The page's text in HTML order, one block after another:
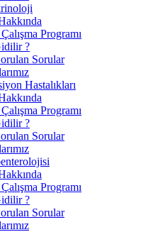
Programı
?
Sorular
Hastalıkları
Programı
?
Sorular
Programı
?
Sorular